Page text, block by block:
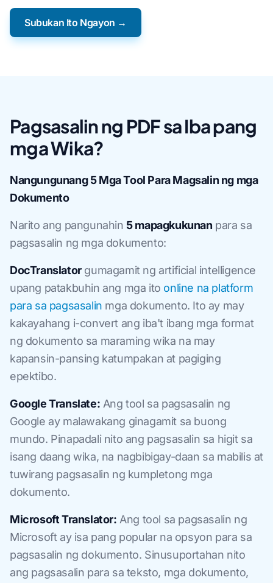
Subukan Ito Ngayon →
Pagsasalin ng PDF sa Iba pang
mga Wika?
Nangungunang 5 Mga Tool Para Magsalin ng mga
Dokumento
Narito ang pangunahin 5 mapagkukunan para sa
pagsasalin ng mga dokumento:
DocTranslatorgumagamit ng artificial intelligence
upang patakbuhin ang mga ito online na platform
para sa pagsasalin mga dokumento. Ito ay may
kakayahang i-convert ang iba't ibang mga format
ng dokumento sa maraming wika na may
kapansin-pansing katumpakan at pagiging
epektibo.
Google Translate: Ang tool sa pagsasalin ng
Google ay malawakang ginagamit sa buong
mundo. Pinapadali nito ang pagsasalin sa higit sa
isang daang wika, na nagbibigay-daan sa mabilis at
tuwirang pagsasalin ng kumpletong mga
dokumento.
Microsoft Translator: Ang tool sa pagsasalin ng
Microsoft ay isa pang popular na opsyon para sa
pagsasalin ng dokumento. Sinusuportahan nito
ang pagsasalin para sa teksto, mga dokumento,